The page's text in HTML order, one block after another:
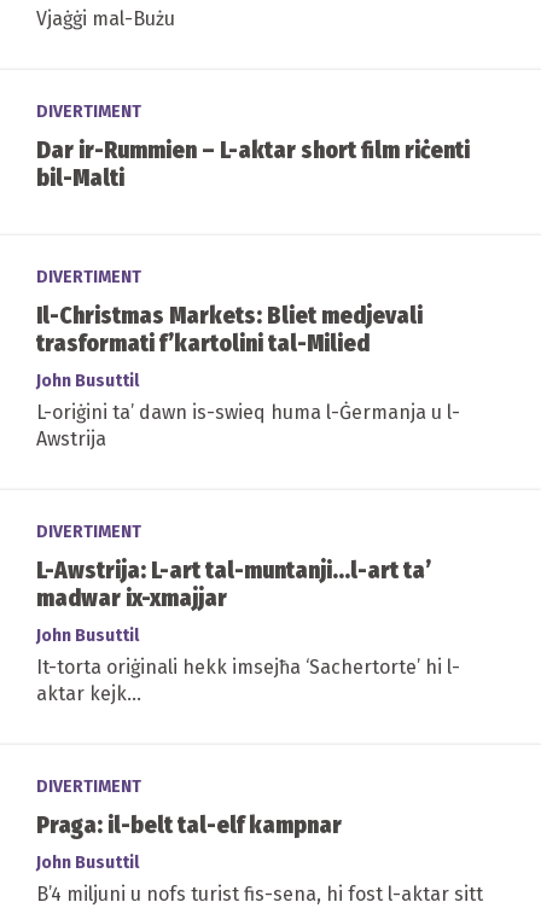
Vjaġġi mal-Bużu
DIVERTIMENT
Dar ir-Rummien – L-aktar short film riċenti
bil-Malti
DIVERTIMENT
Il-Christmas Markets: Bliet medjevali
trasformati f’kartolini tal-Milied
John Busuttil
L-oriġini ta’ dawn is-swieq huma l-Ġermanja u l-
Awstrija
DIVERTIMENT
L-Awstrija: L-art tal-muntanji...l-art ta’
madwar ix-xmajjar
John Busuttil
It-torta oriġinali hekk imsejħa ‘Sachertorte’ hi l-
aktar kejk...
DIVERTIMENT
Praga: il-belt tal-elf kampnar
John Busuttil
B’4 miljuni u nofs turist fis-sena, hi fost l-aktar sitt